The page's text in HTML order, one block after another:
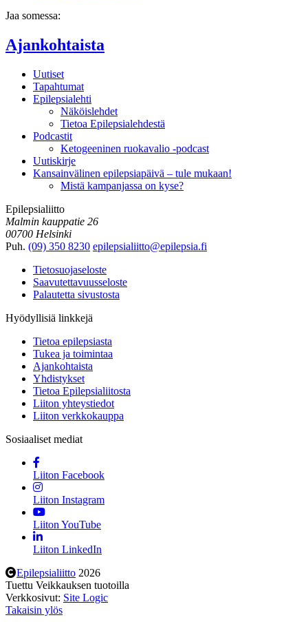
Jaa somessa:
Ajankohtaista
Uutiset
Tapahtumat
Epilepsialehti
Näköislehdet
Tietoa Epilepsialehdestä
Podcastit
Ketogeeninen ruokavalio -podcast
Uutiskirje
Kansainvälinen epilepsiapäivä – tule mukaan!
Mistä kampanjassa on kyse?
Epilepsialiitto
Malmin kauppatie 26
00700 Helsinki
Puh. (09) 350 8230 epilepsialiitto@epilepsia.fi
Tietosuojaseloste
Saavutettavuusseloste
Palautetta sivustosta
Hyödyllisiä linkkejä
Tietoa epilepsiasta
Tukea ja toimintaa
Ajankohtaista
Yhdistykset
Tietoa Epilepsialiitosta
Liiton yhteystiedot
Liiton verkkokauppa
Sosiaaliset mediat
Liiton Facebook
Liiton Instagram
Liiton YouTube
Liiton LinkedIn
Epilepsialiitto 2026
Tuettu Veikkauksen tuotoilla
Verkkosivut: Site Logic
Takaisin ylös